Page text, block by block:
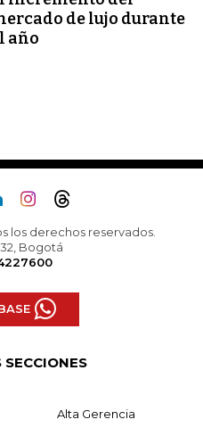
de lujo durante
año
los derechos reservados.
32, Bogotá
Alta Gerencia